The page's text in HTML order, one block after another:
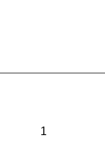
1